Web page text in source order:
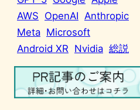
AWS OpenAI Anthropic
Meta Microsoft
Android XR Nvidia 総説